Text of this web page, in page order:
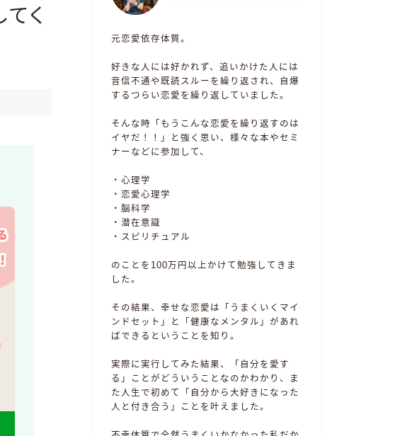
く
元恋愛依存体質。
好きな人には好かれず、追いかけた人には
音信不通や既読スルーを繰り返され、自爆
するつらい恋愛を繰り返していました。
そんな時「もうこんな恋愛を繰り返すのは
イヤだ！！」と強く思い、様々な本やセミ
ナーなどに参加して、
・心理学
・恋愛心理学
・脳科学
・潜在意識
・スピリチュアル
のことを100万円以上かけて勉強してきま
した。
その結果、幸せな恋愛は「うまくいくマイ
ンドセット」と「健康なメンタル」があれ
ばできるということを知り。
実際に実行してみた結果、「自分を愛す
る」ことがどういうことなのかわかり、ま
た人生で初めて「自分から大好きになった
人と付き合う」ことを叶えました。